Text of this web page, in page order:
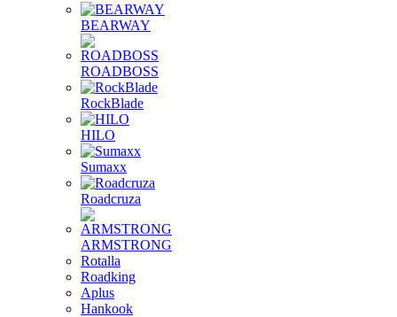
BEARWAY
ROADBOSS
RockBlade
HILO
Sumaxx
Roadcruza
ARMSTRONG
Rotalla
Roadking
Aplus
Hankook